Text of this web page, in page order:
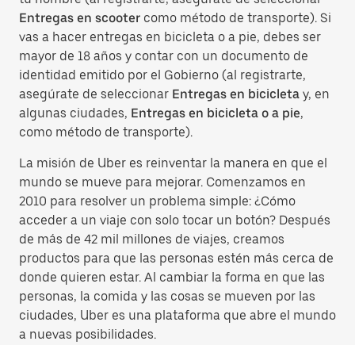
Entregas en scooter como método de transporte). Si
vas a hacer entregas en bicicleta o a pie, debes ser
mayor de 18 años y contar con un documento de
identidad emitido por el Gobierno (al registrarte,
asegúrate de seleccionar Entregas en bicicleta y, en
algunas ciudades, Entregas en bicicleta o a pie,
como método de transporte).
La misión de Uber es reinventar la manera en que el
mundo se mueve para mejorar. Comenzamos en
2010 para resolver un problema simple: ¿Cómo
acceder a un viaje con solo tocar un botón? Después
de más de 42 mil millones de viajes, creamos
productos para que las personas estén más cerca de
donde quieren estar. Al cambiar la forma en que las
personas, la comida y las cosas se mueven por las
ciudades, Uber es una plataforma que abre el mundo
a nuevas posibilidades.